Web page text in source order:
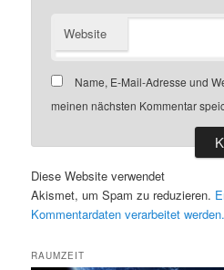
Website
Name, E-Mail-Adresse und
meinen nächsten Kommentar
Diese Website verwendet
Akismet, um Spam zu reduzieren.
Kommentardaten verarbeitet werden.
RAUMZEIT